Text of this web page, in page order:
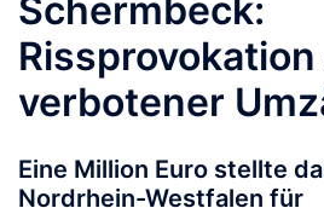
Schermbeck:
Rissprovokation
verbotener
Eine Million Euro stellte
Nordrhein-Westfalen für